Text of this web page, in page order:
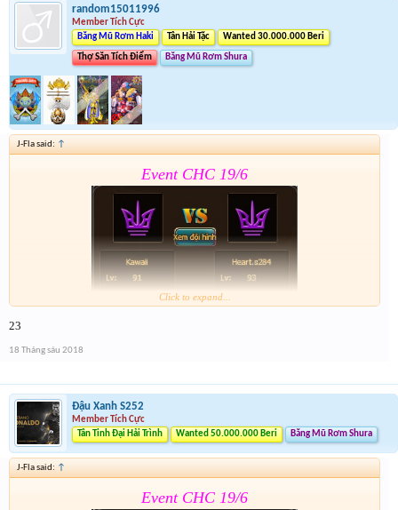
random15011996
Member Tích Cực
Băng Mũ Rơm Haki
Tân Hải Tặc Wanted 30.000.000 Beri
Thợ Săn Tích Điểm Băng Mũ Rơm Shura
J-Fla said: ↑
Event CHC 19/6
Click to expand...
23
18 Tháng sáu 2018
Đậu Xanh S252
Member Tích Cực
Tân Tinh Đại Hải Trình
Wanted 50.000.000 Beri Băng Mũ Rơm Shura
J-Fla said: ↑
Event CHC 19/6